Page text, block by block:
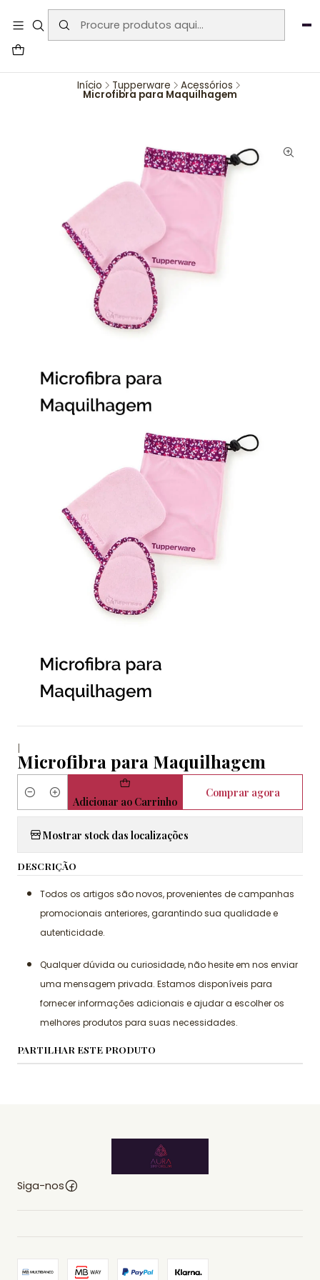
User-agent: * Allow: / Sitemap:
https://www.auraemporium.pt/sitemap.xml
Início Tupperware Acessórios
Microfibra para Maquilhagem
|
Microfibra para Maquilhagem
QuantidadeAdicionar ao Carrinho
Comprar agora
Mostrar stock das localizações
DESCRIÇÃO
Todos os artigos são novos, provenientes de campanhas
promocionais anteriores, garantindo sua qualidade e
autenticidade.
Qualquer dúvida ou curiosidade, não hesite em nos enviar
uma mensagem privada. Estamos disponíveis para
fornecer informações adicionais e ajudar a escolher os
melhores produtos para suas necessidades.
PARTILHAR ESTE PRODUTO
Siga-nos